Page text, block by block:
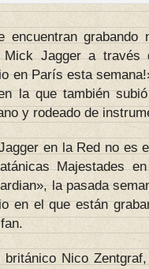
encuentran grabando
Mick Jagger a través
en París esta
la que también
y rodeado de
en la Red no es
Majestades
la pasada
en el que están
Nico